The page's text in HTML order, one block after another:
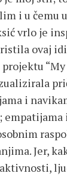
i u čemu
vrlo je
ovaj
“My
i
Jer,